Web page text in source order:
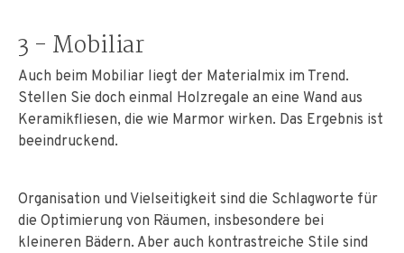
3 - Mobiliar
Auch beim Mobiliar liegt der Materialmix im Trend.
Stellen Sie doch einmal Holzregale an eine Wand aus
Keramikfliesen, die wie Marmor wirken. Das Ergebnis ist
beeindruckend.
Organisation und Vielseitigkeit sind die Schlagworte für
die Optimierung von Räumen, insbesondere bei
kleineren Bädern. Aber auch kontrastreiche Stile sind